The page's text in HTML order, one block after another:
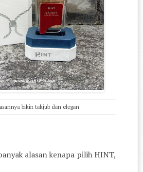
bikin takjub dan elegan
alasan kenapa pilih HINT,